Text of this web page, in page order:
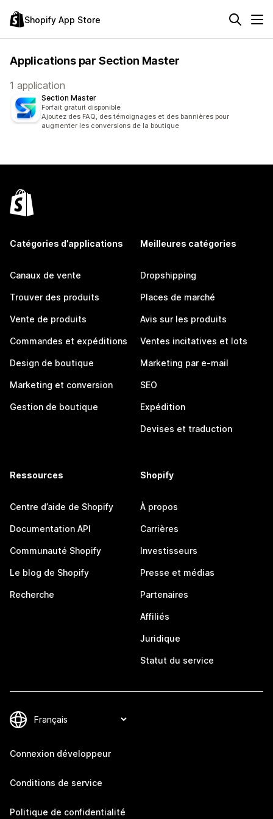
Shopify App Store
Applications par Section Master
1 application
Section Master
Forfait gratuit disponible
Ajoutez des FAQ, des témoignages et des bannières pour
augmenter les conversions de la boutique
Catégories d’applications
Canaux de vente
Trouver des produits
Vente de produits
Commandes et expéditions
Design de boutique
Marketing et conversion
Gestion de boutique
Meilleures catégories
Dropshipping
Places de marché
Avis sur les produits
Ventes incitatives et lots
Marketing par e-mail
SEO
Expédition
Devises et traduction
Ressources
Centre d’aide de Shopify
Documentation API
Communauté Shopify
Le blog de Shopify
Recherche
Shopify
À propos
Carrières
Investisseurs
Presse et médias
Partenaires
Affiliés
Juridique
Statut du service
Connexion développeur
Conditions de service
Politique de confidentialité